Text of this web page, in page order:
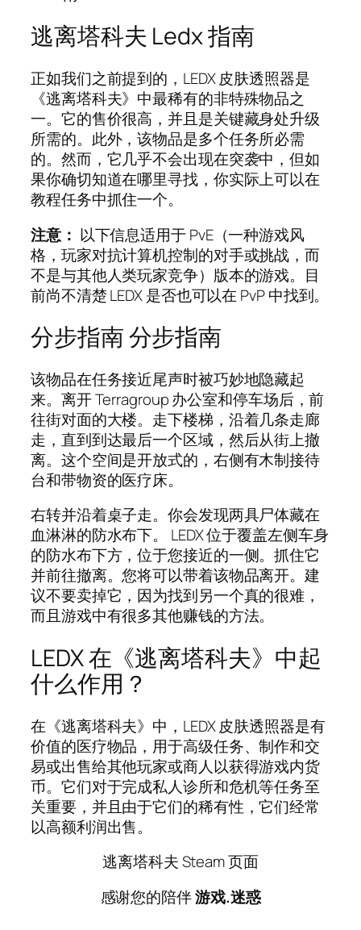
逃离塔科夫 Ledx 指南
正如我们之前提到的，LEDX 皮肤透照器是
《逃离塔科夫》中最稀有的非特殊物品之
一。它的售价很高，并且是关键藏身处升级
所需的。此外，该物品是多个任务所必需
的。然而，它几乎不会出现在突袭中，但如
果你确切知道在哪里寻找，你实际上可以在
教程任务中抓住一个。
注意： 以下信息适用于 PvE（一种游戏风
格，玩家对抗计算机控制的对手或挑战，而
不是与其他人类玩家竞争）版本的游戏。目
前尚不清楚 LEDX 是否也可以在 PvP 中找到。
分步指南 分步指南
该物品在任务接近尾声时被巧妙地隐藏起
来。离开 Terragroup 办公室和停车场后，前
往街对面的大楼。走下楼梯，沿着几条走廊
走，直到到达最后一个区域，然后从街上撤
离。这个空间是开放式的，右侧有木制接待
台和带物资的医疗床。
右转并沿着桌子走。你会发现两具尸体藏在
血淋淋的防水布下。 LEDX 位于覆盖左侧车身
的防水布下方，位于您接近的一侧。抓住它
并前往撤离。您将可以带着该物品离开。建
议不要卖掉它，因为找到另一个真的很难，
而且游戏中有很多其他赚钱的方法。
LEDX 在《逃离塔科夫》中起
什么作用？
在《逃离塔科夫》中，LEDX 皮肤透照器是有
价值的医疗物品，用于高级任务、制作和交
易或出售给其他玩家或商人以获得游戏内货
币。它们对于完成私人诊所和危机等任务至
关重要，并且由于它们的稀有性，它们经常
以高额利润出售。
逃离塔科夫 Steam 页面
感谢您的陪伴游戏.迷惑